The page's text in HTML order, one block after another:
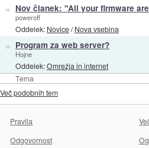
Tema
» Nov članek: "All your firmware
poweroff
Oddelek: Novice/Nova vsebina
» Program za web server?
Hojne
Oddelek:Omrežja in internet
Več podobnih tem
Pravila
Odgovornost